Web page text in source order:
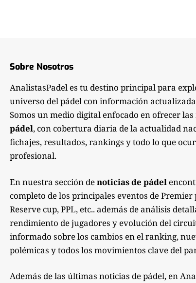
Sobre Nosotros
AnalistasPadel es tu destino principal para
universo del pádel con información
Somos un medio digital enfocado en ofrecer las
pádel, con cobertura diaria de la actualidad
fichajes, resultados, rankings y todo lo que
profesional.
En nuestra sección denoticias de pádel
completo de los principales eventos de Premier
Reserve cup, PPL, etc.. además de análisis
rendimiento de jugadores y evolución del
informado sobre los cambios en el ranking,
polémicas y todos los movimientos clave del
Además de las últimas noticias de pádel, en